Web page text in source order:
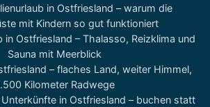
in Ostfriesland – warum die
mit Kindern so gut funktioniert
in Ostfriesland – Thalasso, Reizklima und
Sauna mit Meerblick
– flaches Land, weiter Himmel,
Kilometer Radwege
Unterkünfte in Ostfriesland – buchen statt